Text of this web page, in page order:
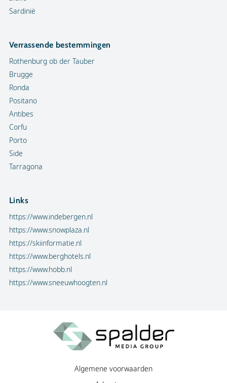
Sardinië
Verrassende bestemmingen
Rothenburg ob der Tauber
Brugge
Ronda
Positano
Antibes
Corfu
Porto
Side
Tarragona
Links
https://www.indebergen.nl
https://www.snowplaza.nl
https://skiinformatie.nl
https://www.berghotels.nl
https://www.hobb.nl
https://www.sneeuwhoogten.nl
Algemene voorwaarden